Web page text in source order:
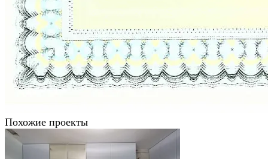
Похожие проекты